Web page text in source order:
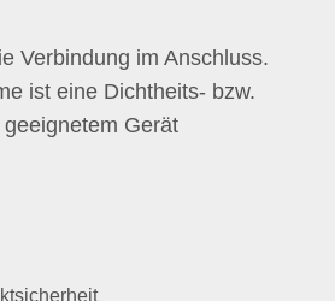
Verbindung im Anschluss.
ist eine Dichtheits- bzw.
Gerät